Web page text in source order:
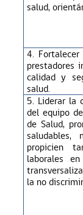
salud,
4.
prestadores
calidad y
salud.
5. Liderar la
del equipo
de Salud,
saludables,
propicien
laborales
la no